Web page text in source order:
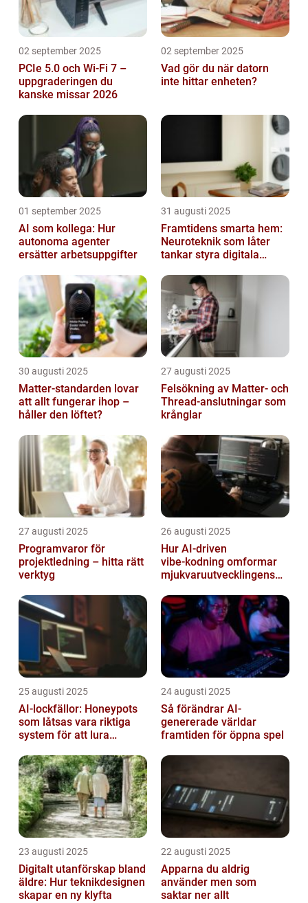
02 september 2025
PCIe 5.0 och Wi-Fi 7 –
uppgraderingen du
kanske missar 2026
02 september 2025
Vad gör du när datorn
inte hittar enheten?
01 september 2025
AI som kollega: Hur
autonoma agenter
ersätter arbetsuppgifter
31 augusti 2025
Framtidens smarta hem:
Neuroteknik som låter
tankar styra digitala
30 augusti 2025
Matter-standarden lovar
att allt fungerar ihop –
håller den löftet?
27 augusti 2025
Felsökning av Matter‑ och
Thread‑anslutningar som
krånglar
27 augusti 2025
Programvaror för
projektledning – hitta rätt
verktyg
26 augusti 2025
Hur AI‑driven
vibe‑kodning omformar
mjukvaruutvecklingens
25 augusti 2025
AI-lockfällor: Honeypots
som låtsas vara riktiga
system för att lura
24 augusti 2025
Så förändrar AI-
genererade världar
framtiden för öppna spel
23 augusti 2025
Digitalt utanförskap bland
äldre: Hur teknikdesignen
skapar en ny klyfta
22 augusti 2025
Apparna du aldrig
använder men som
saktar ner allt